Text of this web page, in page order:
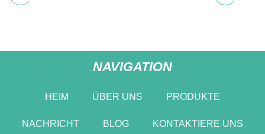
NAVIGATION
HEIM ÜBER UNS PRODUKTE
NACHRICHT BLOG KONTAKTIERE UNS